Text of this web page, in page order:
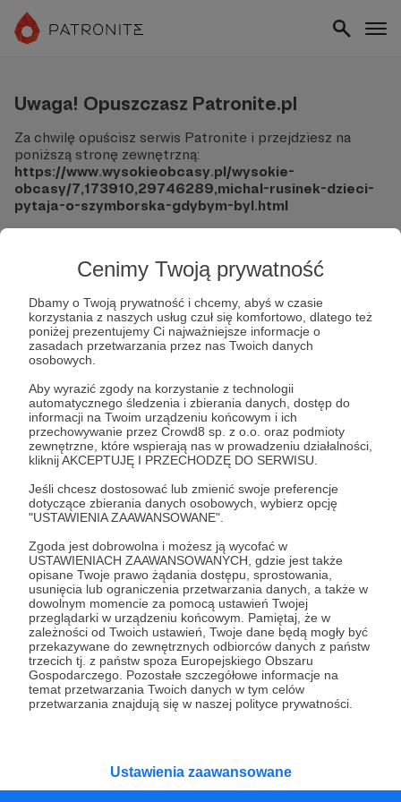
Cenimy Twoją prywatność
Dbamy o Twoją prywatność i chcemy, abyś w czasie
korzystania z naszych usług czuł się komfortowo, dlatego też
poniżej prezentujemy Ci najważniejsze informacje o
zasadach przetwarzania przez nas Twoich danych
osobowych.
Aby wyrazić zgody na korzystanie z technologii
automatycznego śledzenia i zbierania danych, dostęp do
informacji na Twoim urządzeniu końcowym i ich
przechowywanie przez Crowd8 sp. z o.o. oraz podmioty
zewnętrzne, które wspierają nas w prowadzeniu działalności,
kliknij AKCEPTUJĘ I PRZECHODZĘ DO SERWISU.
Jeśli chcesz dostosować lub zmienić swoje preferencje
dotyczące zbierania danych osobowych, wybierz opcję
"USTAWIENIA ZAAWANSOWANE".
Zgoda jest dobrowolna i możesz ją wycofać w
USTAWIENIACH ZAAWANSOWANYCH, gdzie jest także
opisane Twoje prawo żądania dostępu, sprostowania,
usunięcia lub ograniczenia przetwarzania danych, a także w
dowolnym momencie za pomocą ustawień Twojej
przeglądarki w urządzeniu końcowym. Pamiętaj, że w
zależności od Twoich ustawień, Twoje dane będą mogły być
przekazywane do zewnętrznych odbiorców danych z państw
trzecich tj. z państw spoza Europejskiego Obszaru
Gospodarczego. Pozostałe szczegółowe informacje na
temat przetwarzania Twoich danych w tym celów
przetwarzania znajdują się w naszej polityce prywatności.
Ustawienia zaawansowane
Uwaga! Opuszczasz Patronite.pl
Za chwilę opuścisz serwis Patronite i przejdziesz na
poniższą stronę zewnętrzną:
https://www.wysokieobcasy.pl/wysokie-
obcasy/7,173910,29746289,michal-rusinek-dzieci-
pytaja-o-szymborska-gdybym-byl.html
Nie podawaj swoich danych logowania ani informacji
finansowych na podjerzanych stronach.
Sprawdź dokładnie adres URL, zanim klikniesz przycisk
"Tak, przejdź do strony".
Jeśli masz wątpliwości, wróć do Patronite i zweryfikuj
link.
Czy na pewno chcesz kontynuować?
Tak, przejdź do strony
Pozostań na Patronite
Kategorie
O Patronite
Dodatkowe produkty
Pomoc